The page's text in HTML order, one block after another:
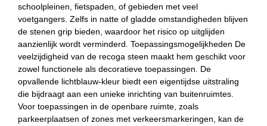
schoolpleinen, fietspaden, of gebieden met veel
voetgangers. Zelfs in natte of gladde omstandigheden blijven
de stenen grip bieden, waardoor het risico op uitglijden
aanzienlijk wordt verminderd. Toepassingsmogelijkheden De
veelzijdigheid van de recoga steen maakt hem geschikt voor
zowel functionele als decoratieve toepassingen. De
opvallende lichtblauw-kleur biedt een eigentijdse uitstraling
die bijdraagt aan een unieke inrichting van buitenruimtes.
Voor toepassingen in de openbare ruimte, zoals
parkeerplaatsen of zones met verkeersmarkeringen, kan de